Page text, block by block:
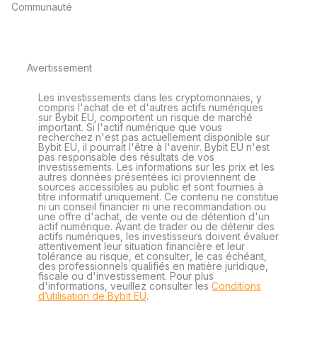
Communauté
Avertissement
Les investissements dans les cryptomonnaies, y
compris l'achat de et d'autres actifs numériques
sur Bybit EU, comportent un risque de marché
important. Si l'actif numérique que vous
recherchez n'est pas actuellement disponible sur
Bybit EU, il pourrait l'être à l'avenir. Bybit EU n'est
pas responsable des résultats de vos
investissements. Les informations sur les prix et les
autres données présentées ici proviennent de
sources accessibles au public et sont fournies à
titre informatif uniquement. Ce contenu ne constitue
ni un conseil financier ni une recommandation ou
une offre d'achat, de vente ou de détention d'un
actif numérique. Avant de trader ou de détenir des
actifs numériques, les investisseurs doivent évaluer
attentivement leur situation financière et leur
tolérance au risque, et consulter, le cas échéant,
des professionnels qualifiés en matière juridique,
fiscale ou d'investissement. Pour plus
d'informations, veuillez consulter les Conditions
d’utilisation de Bybit EU.